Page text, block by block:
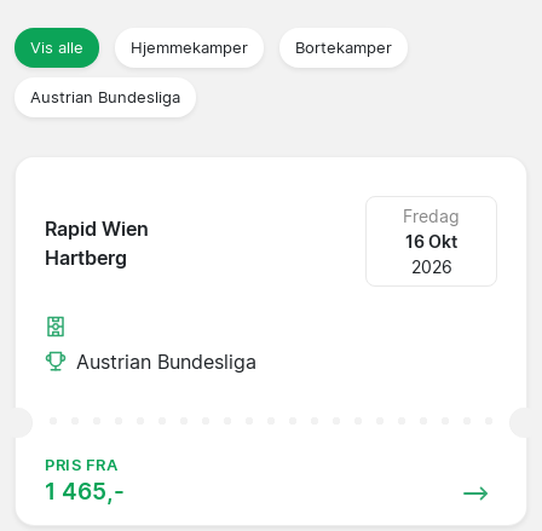
Vis alle Hjemmekamper Bortekamper
Austrian Bundesliga
Rapid Wien
Hartberg
Fredag
16 Okt
2026
Austrian Bundesliga
PRIS FRA
1 465,-